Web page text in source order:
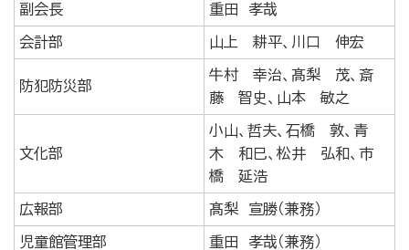
副会長 重田 孝哉
会計部 山上 耕平、川口 伸宏
防犯防災部
牛村 幸治、髙梨 茂、斎
藤 智史、山本 敏之
文化部
小山、哲夫、石橋 敦、青
木 和巳、松井 弘和、市
橋 延浩
広報部 髙梨 宣勝（兼務）
児童館管理部 重田 孝哉（兼務）